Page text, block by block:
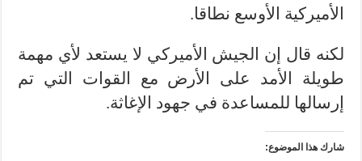
الأميركية الأوسع نطاقا.
لكنه قال إن الجيش الأميركي لا يستعد لأي مهمة
طويلة الأمد على الأرض مع القوات التي تم
إرسالها للمساعدة في جهود الإغاثة.
شارك هذا الموضوع: